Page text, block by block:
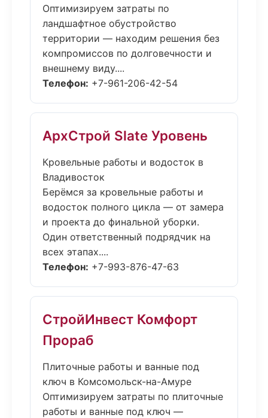
Оптимизируем затраты по
ландшафтное обустройство
территории — находим решения без
компромиссов по долговечности и
внешнему виду....
Телефон: +7-961-206-42-54
АрхСтрой Slate Уровень
Кровельные работы и водосток в
Владивосток
Берёмся за кровельные работы и
водосток полного цикла — от замера
и проекта до финальной уборки.
Один ответственный подрядчик на
всех этапах....
Телефон: +7-993-876-47-63
СтройИнвест Комфорт
Прораб
Плиточные работы и ванные под
ключ в Комсомольск-на-Амуре
Оптимизируем затраты по плиточные
работы и ванные под ключ —